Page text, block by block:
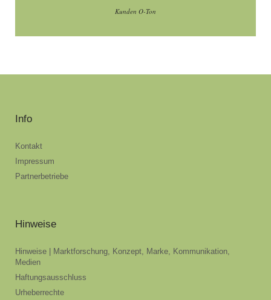
Kunden O-Ton
Info
Kontakt
Impressum
Partnerbetriebe
Hinweise
Hinweise | Marktforschung, Konzept, Marke, Kommunikation,
Medien
Haftungsausschluss
Urheberrechte